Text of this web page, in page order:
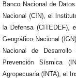
Banco Nacional de
Nacional (CIN), el
la Defensa (CITEDEF),
Geográfico Nacional
Nacional de
Prevención Sísmica
Agropecuaria (INTA), el